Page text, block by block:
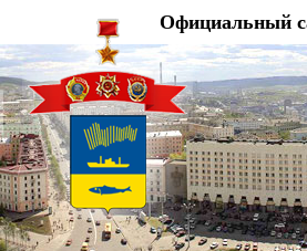
Официальный